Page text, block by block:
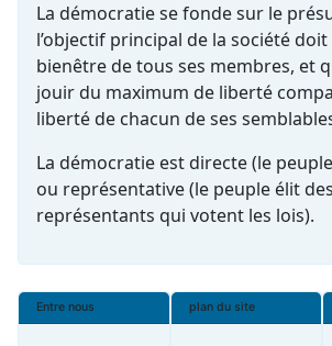
La démocratie se fonde sur le
l’objectif principal de la société
bienêtre de tous ses membres, et
jouir du maximum de liberté
liberté de chacun de ses
La démocratie est directe (le
ou représentative (le peuple élit des
représentants qui votent les lois).
Entre nous plan du site